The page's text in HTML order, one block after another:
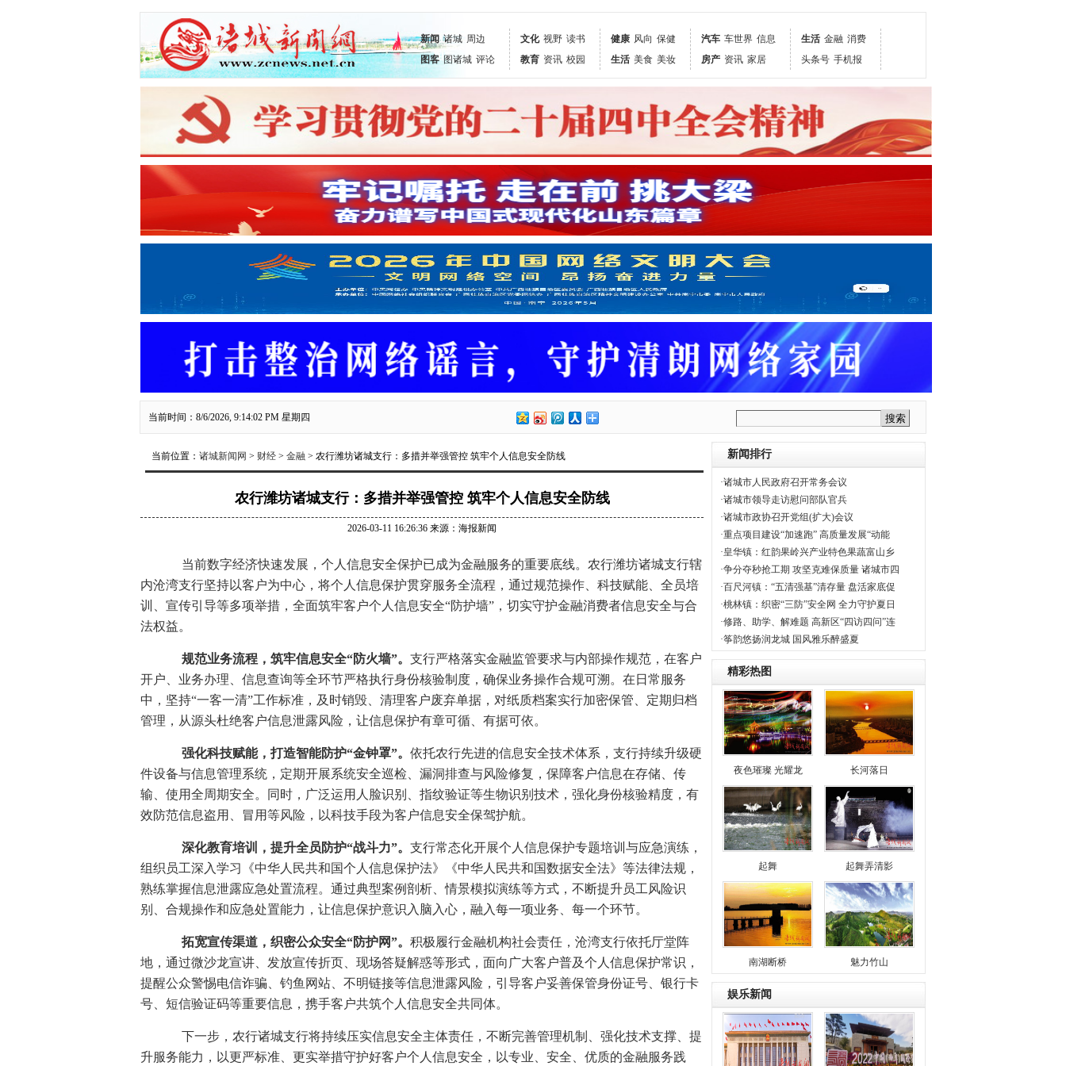
新闻 诸城 周边
图客 图诸城 评论
文化 视野 读书
教育 资讯 校园
健康 风向 保健
生活 美食 美妆
汽车 车世界 信息
房产 资讯 家居
生活 金融 消费
头条号 手机报
当前时间：8/6/2026, 9:14:03 PM 星期四
当前位置： 诸城新闻网 > 财经 > 金融 > 农行潍坊诸城支行：多措并举强管控 筑牢个人信息安全防线
农行潍坊诸城支行：多措并举强管控 筑牢个人信息安全防线
2026-03-11 16:26:36 来源：海报新闻
当前数字经济快速发展，个人信息安全保护已成为金融服务的重要底线。农行潍坊诸城支行辖
内沧湾支行坚持以客户为中心，将个人信息保护贯穿服务全流程，通过规范操作、科技赋能、全员培
训、宣传引导等多项举措，全面筑牢客户个人信息安全“防护墙”，切实守护金融消费者信息安全与合
法权益。
规范业务流程，筑牢信息安全“防火墙”。 支行严格落实金融监管要求与内部操作规范，在客户
开户、业务办理、信息查询等全环节严格执行身份核验制度，确保业务操作合规可溯。在日常服务
中，坚持“一客一清”工作标准，及时销毁、清理客户废弃单据，对纸质档案实行加密保管、定期归档
管理，从源头杜绝客户信息泄露风险，让信息保护有章可循、有据可依。
强化科技赋能，打造智能防护“金钟罩”。 依托农行先进的信息安全技术体系，支行持续升级硬
件设备与信息管理系统，定期开展系统安全巡检、漏洞排查与风险修复，保障客户信息在存储、传
输、使用全周期安全。同时，广泛运用人脸识别、指纹验证等生物识别技术，强化身份核验精度，有
效防范信息盗用、冒用等风险，以科技手段为客户信息安全保驾护航。
深化教育培训，提升全员防护“战斗力”。 支行常态化开展个人信息保护专题培训与应急演练，
组织员工深入学习《中华人民共和国个人信息保护法》《中华人民共和国数据安全法》等法律法规，
熟练掌握信息泄露应急处置流程。通过典型案例剖析、情景模拟演练等方式，不断提升员工风险识
别、合规操作和应急处置能力，让信息保护意识入脑入心，融入每一项业务、每一个环节。
拓宽宣传渠道，织密公众安全“防护网”。 积极履行金融机构社会责任，沧湾支行依托厅堂阵
地，通过微沙龙宣讲、发放宣传折页、现场答疑解惑等形式，面向广大客户普及个人信息保护常识，
提醒公众警惕电信诈骗、钓鱼网站、不明链接等信息泄露风险，引导客户妥善保管身份证号、银行卡
号、短信验证码等重要信息，携手客户共筑个人信息安全共同体。
下一步，农行诸城支行将持续压实信息安全主体责任，不断完善管理机制、强化技术支撑、提
升服务能力，以更严标准、更实举措守护好客户个人信息安全，以专业、安全、优质的金融服务践
新闻排行
·诸城市人民政府召开常务会议
·诸城市领导走访慰问部队官兵
·诸城市政协召开党组(扩大)会议
·重点项目建设“加速跑” 高质量发展“动能
·皇华镇：红韵果岭兴产业特色果蔬富山乡
·争分夺秒抢工期 攻坚克难保质量 诸城市四
·百尺河镇：“五清强基”清存量 盘活家底促
·桃林镇：织密“三防”安全网 全力守护夏日
·修路、助学、解难题 高新区“四访四问”连
·筝韵悠扬润龙城 国风雅乐醉盛夏
精彩热图
夜色璀璨 光耀龙 长河落日
起舞 起舞弄清影
南湖断桥 魅力竹山
娱乐新闻